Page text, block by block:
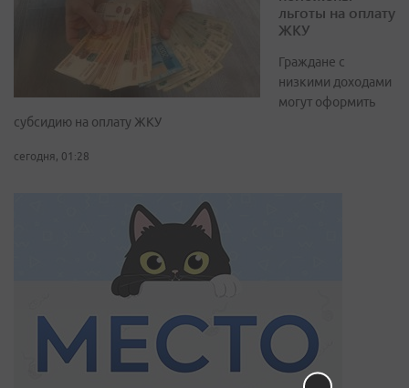
льготы на оплату
ЖКУ
Граждане с
низкими доходами
могут оформить
субсидию на оплату ЖКУ
сегодня, 01:28